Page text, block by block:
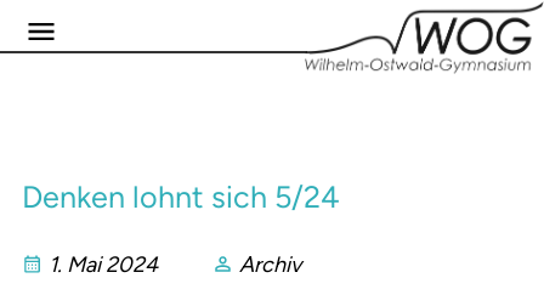
Denken lohnt sich 5/24
1. Mai 2024 Archiv